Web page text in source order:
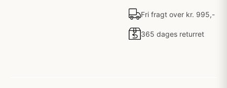
Fri fragt over kr. 995,-
365 dages returret